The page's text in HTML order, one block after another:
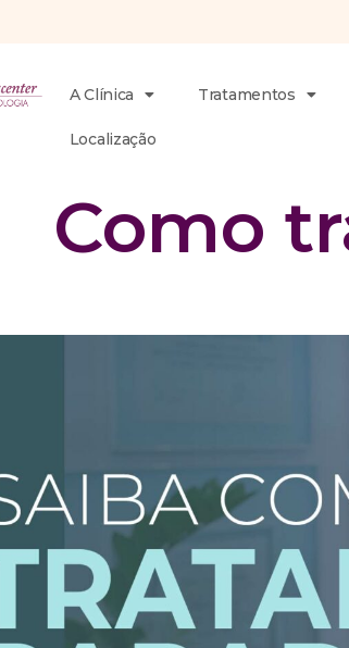
A Clínica Tratamentos
Localização
Como